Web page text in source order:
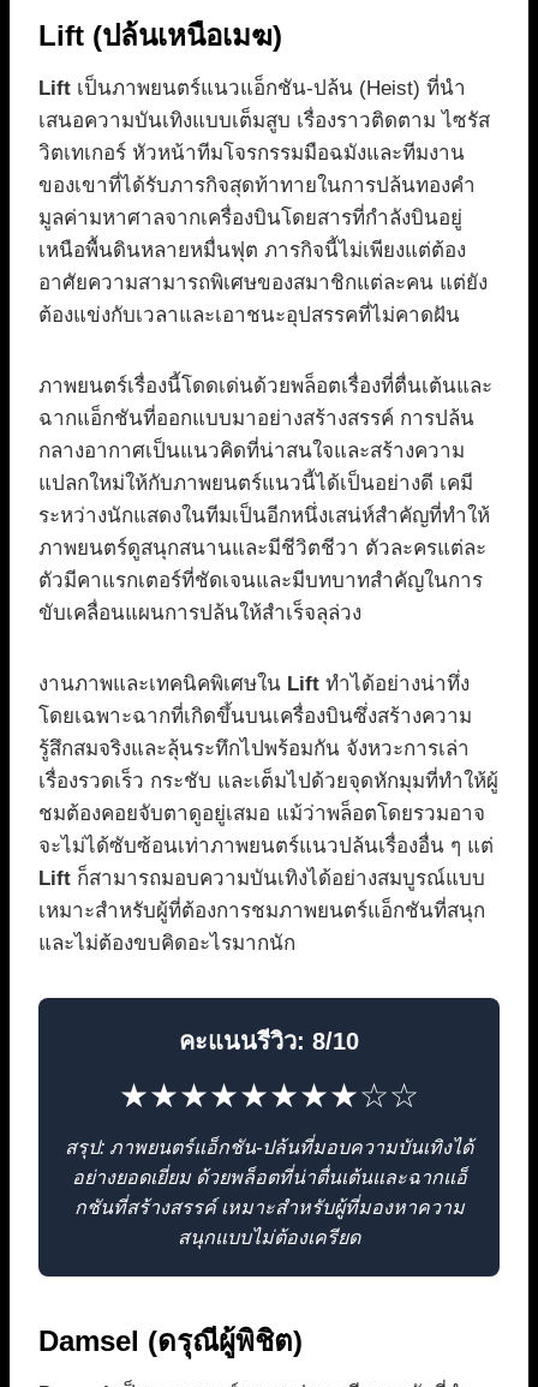
Lift (ปล้นเหนือเมฆ)
Lift เป็นภาพยนตร์แนวแอ็กชัน-ปล้น (Heist) ที่นำ
เสนอความบันเทิงแบบเต็มสูบ เรื่องราวติดตาม ไซรัส
วิตเทเกอร์ หัวหน้าทีมโจรกรรมมือฉมังและทีมงาน
ของเขาที่ได้รับภารกิจสุดท้าทายในการปล้นทองคำ
มูลค่ามหาศาลจากเครื่องบินโดยสารที่กำลังบินอยู่
เหนือพื้นดินหลายหมื่นฟุต ภารกิจนี้ไม่เพียงแต่ต้อง
อาศัยความสามารถพิเศษของสมาชิกแต่ละคน แต่ยัง
ต้องแข่งกับเวลาและเอาชนะอุปสรรคที่ไม่คาดฝัน
ภาพยนตร์เรื่องนี้โดดเด่นด้วยพล็อตเรื่องที่ตื่นเต้นและ
ฉากแอ็กชันที่ออกแบบมาอย่างสร้างสรรค์ การปล้น
กลางอากาศเป็นแนวคิดที่น่าสนใจและสร้างความ
แปลกใหม่ให้กับภาพยนตร์แนวนี้ได้เป็นอย่างดี เคมี
ระหว่างนักแสดงในทีมเป็นอีกหนึ่งเสน่ห์สำคัญที่ทำให้
ภาพยนตร์ดูสนุกสนานและมีชีวิตชีวา ตัวละครแต่ละ
ตัวมีคาแรกเตอร์ที่ชัดเจนและมีบทบาทสำคัญในการ
ขับเคลื่อนแผนการปล้นให้สำเร็จลุล่วง
งานภาพและเทคนิคพิเศษใน Lift ทำได้อย่างน่าทึ่ง
โดยเฉพาะฉากที่เกิดขึ้นบนเครื่องบินซึ่งสร้างความ
รู้สึกสมจริงและลุ้นระทึกไปพร้อมกัน จังหวะการเล่า
เรื่องรวดเร็ว กระชับ และเต็มไปด้วยจุดหักมุมที่ทำให้ผู้
ชมต้องคอยจับตาดูอยู่เสมอ แม้ว่าพล็อตโดยรวมอาจ
จะไม่ได้ซับซ้อนเท่าภาพยนตร์แนวปล้นเรื่องอื่น ๆ แต่
Lift ก็สามารถมอบความบันเทิงได้อย่างสมบูรณ์แบบ
เหมาะสำหรับผู้ที่ต้องการชมภาพยนตร์แอ็กชันที่สนุก
และไม่ต้องขบคิดอะไรมากนัก
คะแนนรีวิว: 8/10
★★★★★★★★☆☆
สรุป: ภาพยนตร์แอ็กชัน-ปล้นที่มอบความบันเทิงได้
อย่างยอดเยี่ยม ด้วยพล็อตที่น่าตื่นเต้นและฉากแอ็
กชันที่สร้างสรรค์ เหมาะสำหรับผู้ที่มองหาความ
สนุกแบบไม่ต้องเครียด
Damsel (ดรุณีผู้พิชิต)